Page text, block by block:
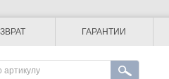
ГАРАНТИИ